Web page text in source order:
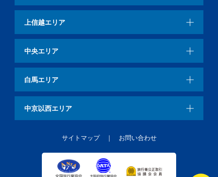
上信越エリア
中央エリア
白馬エリア
中京以西エリア
サイトマップ お問い合わせ